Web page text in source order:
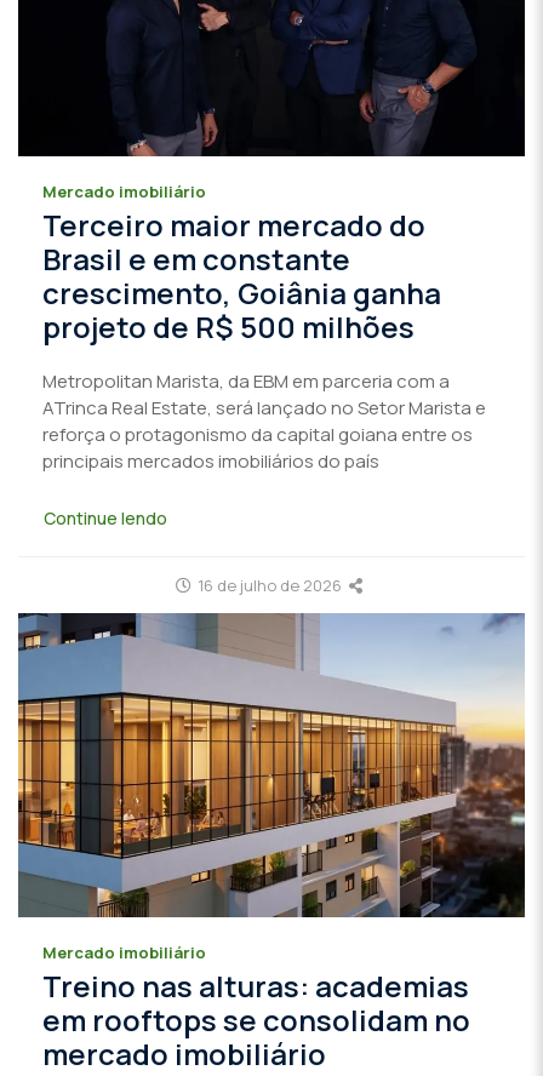
Mercado imobiliário
Terceiro maior mercado do
Brasil e em constante
crescimento, Goiânia ganha
projeto de R$ 500 milhões
Metropolitan Marista, da EBM em parceria com a
ATrinca Real Estate, será lançado no Setor Marista e
reforça o protagonismo da capital goiana entre os
principais mercados imobiliários do país
Continue lendo
16 de julho de 2026
Mercado imobiliário
Treino nas alturas: academias
em rooftops se consolidam no
mercado imobiliário